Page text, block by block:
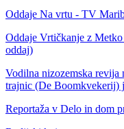
Oddaje Na vrtu - TV
Oddaje Vrtičkanje z
oddaj)
Vodilna nizozemska revija
trajnic (De Boomkvekerij)
Reportaža v Delo in dom